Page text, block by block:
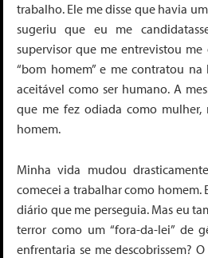
trabalho. Ele me disse que havia
sugeriu que eu me
supervisor que me entrevistou
“bom homem” e me contratou na
aceitável como ser humano. A
que me fez odiada como
homem.
Minha vida mudou
comecei a trabalhar como homem.
diário que me perseguia. Mas eu
terror como um “fora-da-lei” de
enfrentaria se me descobrissem?